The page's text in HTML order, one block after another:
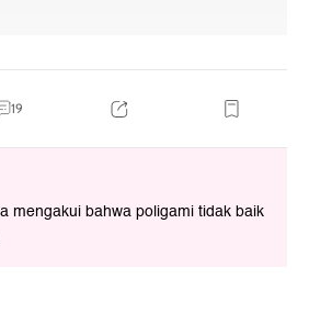
19
mengakui bahwa poligami tidak baik